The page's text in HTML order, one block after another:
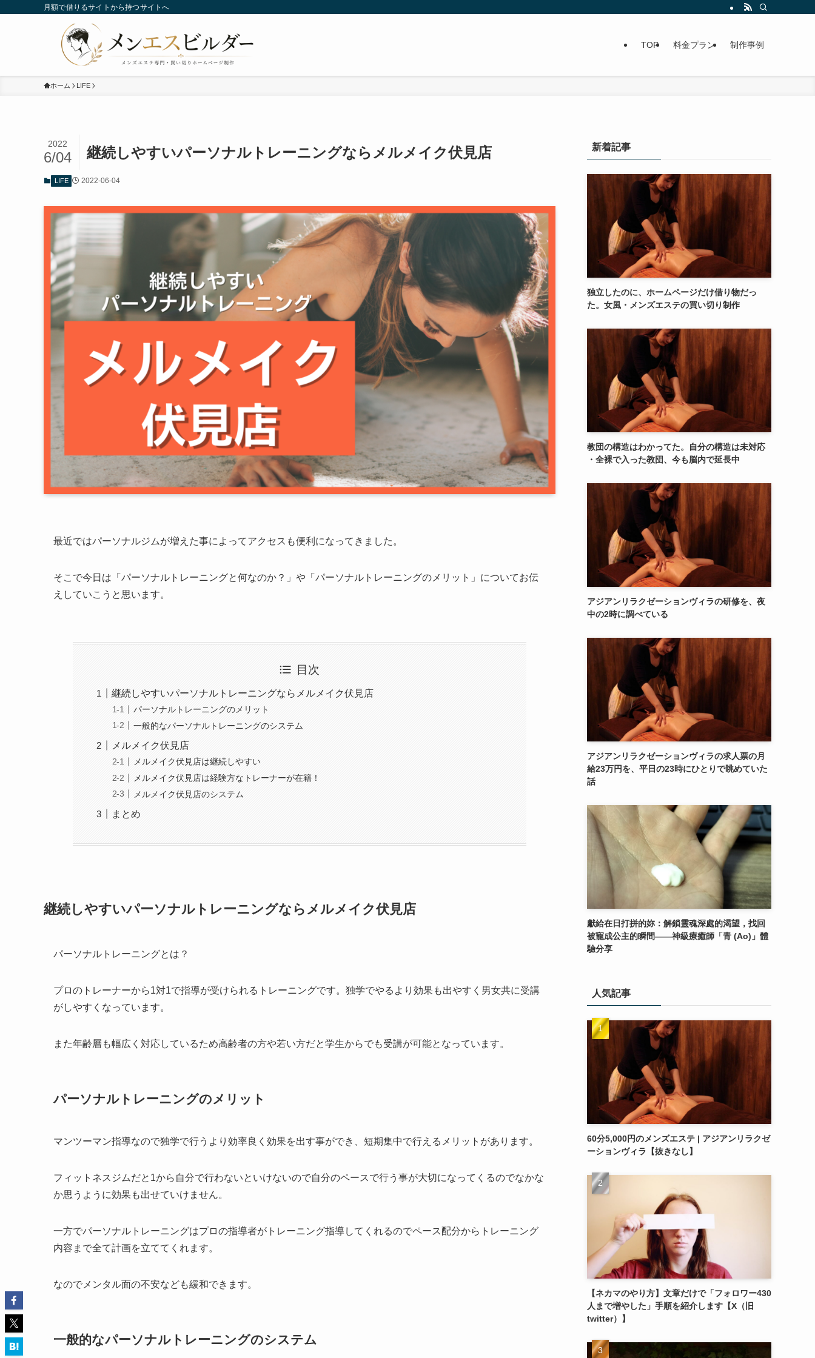
月額で借りるサイトから持つサイトへ
TOP 料金プラン 制作事例
ホーム LIFE
継続しやすいパーソナルトレーニングならメルメイク伏見店
2022
6/04
LIFE 2022-06-04
最近ではパーソナルジムが増えた事によってアクセスも便利になってきました。
そこで今日は「パーソナルトレーニングと何なのか？」や「パーソナルトレーニングのメリット」についてお伝
えしていこうと思います。
目次
継続しやすいパーソナルトレーニングならメルメイク伏見店
パーソナルトレーニングのメリット
一般的なパーソナルトレーニングのシステム
メルメイク伏見店
メルメイク伏見店は継続しやすい
メルメイク伏見店は経験方なトレーナーが在籍！
メルメイク伏見店のシステム
まとめ
継続しやすいパーソナルトレーニングならメルメイク伏見店
パーソナルトレーニングとは？
プロのトレーナーから1対1で指導が受けられるトレーニングです。独学でやるより効果も出やすく男女共に受講
がしやすくなっています。
また年齢層も幅広く対応しているため高齢者の方や若い方だと学生からでも受講が可能となっています。
パーソナルトレーニングのメリット
マンツーマン指導なので独学で行うより効率良く効果を出す事ができ、短期集中で行えるメリットがあります。
フィットネスジムだと1から自分で行わないといけないので自分のペースで行う事が大切になってくるのでなかな
か思うように効果も出せていけません。
一方でパーソナルトレーニングはプロの指導者がトレーニング指導してくれるのでペース配分からトレーニング
内容まで全て計画を立ててくれます。
なのでメンタル面の不安なども緩和できます。
一般的なパーソナルトレーニングのシステム
新着記事
独立したのに、ホームページだけ借り物だっ
た。女風・メンズエステの買い切り制作
教団の構造はわかってた。自分の構造は未対応
・全裸で入った教団、今も脳内で延長中
アジアンリラクゼーションヴィラの研修を、夜
中の2時に調べている
アジアンリラクゼーションヴィラの求人票の月
給23万円を、平日の23時にひとりで眺めていた
話
獻給在日打拼的妳：解鎖靈魂深處的渴望，找回
被寵成公主的瞬間——神級療癒師「青 (Ao)」體
驗分享
人気記事
60分5,000円のメンズエステ | アジアンリラクゼ
ーションヴィラ【抜きなし】
【ネカマのやり方】文章だけで「フォロワー430
人まで増やした」手順を紹介します【X（旧
twitter）】